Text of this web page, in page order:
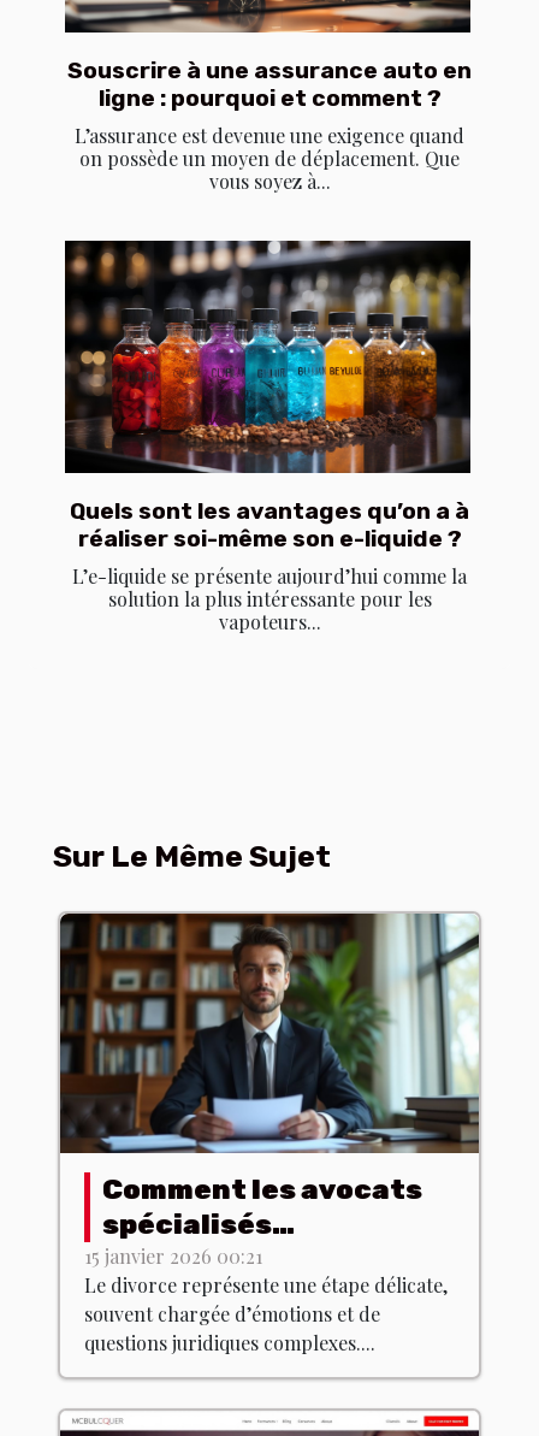
Souscrire à une assurance auto en
ligne : pourquoi et comment ?
L’assurance est devenue une exigence quand
on possède un moyen de déplacement. Que
vous soyez à...
Quels sont les avantages qu’on a à
réaliser soi-même son e-liquide ?
L’e-liquide se présente aujourd’hui comme la
solution la plus intéressante pour les
vapoteurs...
Sur Le Même Sujet
Comment les avocats
spécialisés
accompagnent dans
les procédures de
divorce ?
15 janvier 2026 00:21
Le divorce représente une étape délicate,
souvent chargée d’émotions et de
questions juridiques complexes....